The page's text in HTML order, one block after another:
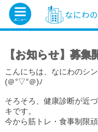
【お知らせ】募集
こんにちは、なにわのシ
(＠°▽°＠)ﾉ
そろそろ、健康診断が近
キです。
今から筋トレ・食事制限